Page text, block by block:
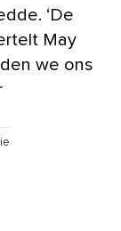
‘De
May
we ons